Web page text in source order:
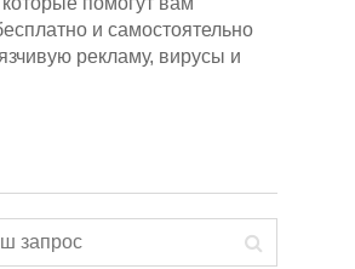
и самостоятельно
рекламу, вирусы и